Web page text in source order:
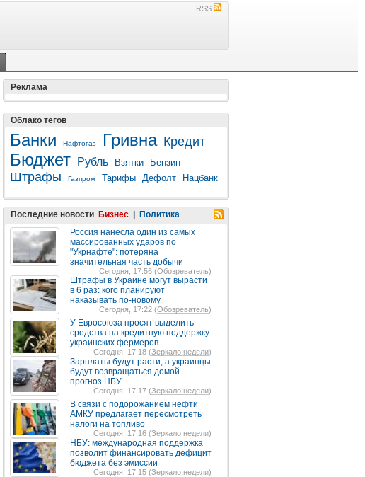
RSS
Реклама
Облако тегов
Банки Нафтогаз Гривна Кредит
Бюджет Рубль Взятки Бензин
Штрафы Газпром Тарифы Дефолт Нацбанк
Последние новости Бизнес
Политика
Россия нанесла один из самых
массированных ударов по
"Укрнафте": потеряна
значительная часть добычи
Сегодня, 17:56 (Обозреватель)
Штрафы в Украине могут вырасти
в 6 раз: кого планируют
наказывать по-новому
Сегодня, 17:22 (Обозреватель)
У Евросоюза просят выделить
средства на кредитную поддержку
украинских фермеров
Сегодня, 17:18 (Зеркало недели)
Зарплаты будут расти, а украинцы
будут возвращаться домой —
прогноз НБУ
Сегодня, 17:17 (Зеркало недели)
В связи с подорожанием нефти
АМКУ предлагает пересмотреть
налоги на топливо
Сегодня, 17:16 (Зеркало недели)
НБУ: международная поддержка
позволит финансировать дефицит
бюджета без эмиссии
Сегодня, 17:15 (Зеркало недели)